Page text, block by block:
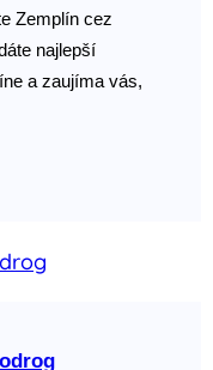
Zemplín cez
najlepší
a zaujíma vás,